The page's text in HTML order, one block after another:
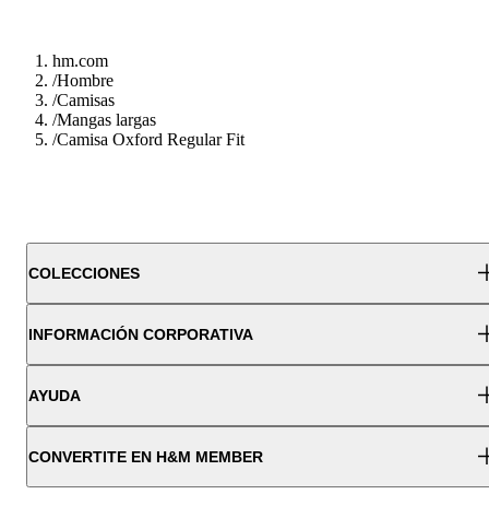
hm.com
/Hombre
/Camisas
/Mangas largas
/Camisa Oxford Regular Fit
COLECCIONES
INFORMACIÓN CORPORATIVA
AYUDA
CONVERTITE EN H&M MEMBER